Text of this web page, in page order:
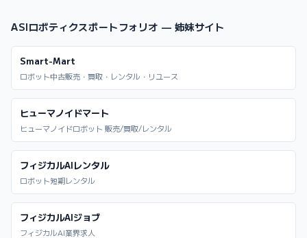
ASIロボティクスポートフォリオ — 姉妹サイト
Smart-Mart
ロボット中古販売・買取・レンタル・リユース
ヒューマノイドマート
ヒューマノイドロボット 販売/買取/レンタル
フィジカルAIレンタル
ロボット短期レンタル
フィジカルAIジョブ
フィジカルAI業界求人